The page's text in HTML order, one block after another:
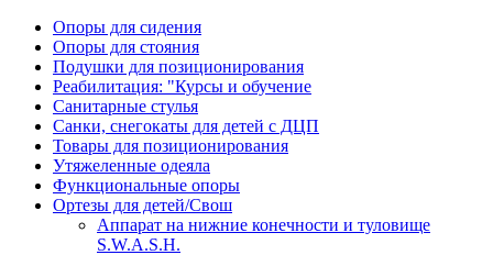
Опоры для сидения
Опоры для стояния
Подушки для позиционирования
Реабилитация: "Курсы и обучение
Санитарные стулья
Санки, снегокаты для детей с ДЦП
Товары для позиционирования
Утяжеленные одеяла
Функциональные опоры
Ортезы для детей/Свош
Аппарат на нижние конечности и туловище
S.W.A.S.H.